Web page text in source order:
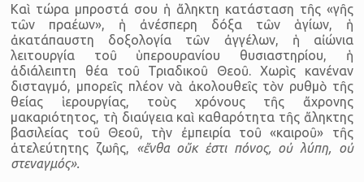
Καὶ τώρα μπροστά σου ἡ ἄληκτη κατάσταση τῆς «γῆς
τῶν πραέων», ἡ ἀνέσπερη δόξα τῶν ἁγίων, ἡ
ἀκατάπαυστη δοξολογία τῶν ἀγγέλων, ἡ αἰώνια
λειτουργία τοῦ ὑπερουρανίου θυσιαστηρίου, ἡ
ἀδιάλειπτη θέα τοῦ Τριαδικοῦ Θεοῦ. Χωρὶς κανέναν
δισταγμό, μπορεῖς πλέον νὰ ἀκολουθεῖς τὸν ρυθμὸ τῆς
θείας ἱερουργίας, τοὺς χρόνους τῆς ἄχρονης
μακαριότητος, τὴ διαύγεια καὶ καθαρότητα τῆς ἄληκτης
βασιλείας τοῦ Θεοῦ, τὴν ἐμπειρία τοῦ «καιροῦ» τῆς
ἀτελεύτητης ζωῆς, «ἔνθα οὔκ ἐστι πόνος, οὐ λύπη, οὐ
στεναγμός».